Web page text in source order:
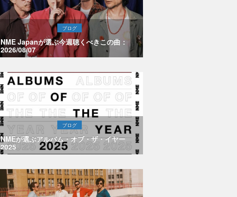
ブログ
NME Japanが選ぶ今週聴くべきこの曲：
2026/08/07
ブログ
NMEが選ぶアルバム・オブ・ザ・イヤー
2025